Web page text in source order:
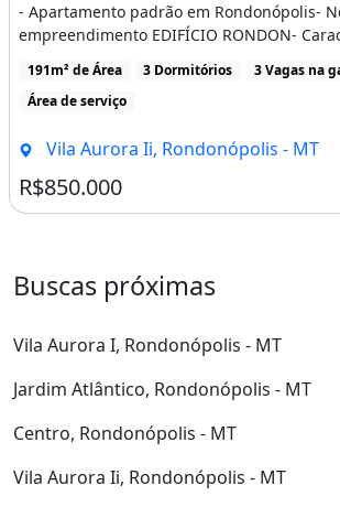
- Apartamento padrão em Rondonópolis-
empreendimento EDIFÍCIO RONDON-
191m² de Área 3 Dormitórios 3 Vagas na
Área de serviço
Vila Aurora Ii, Rondonópolis - MT
R$850.000
Buscas próximas
Vila Aurora I, Rondonópolis - MT
Jardim Atlântico, Rondonópolis - MT
Centro, Rondonópolis - MT
Vila Aurora Ii, Rondonópolis - MT